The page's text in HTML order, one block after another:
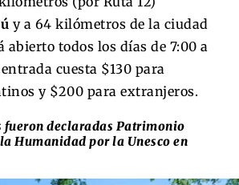
y a 64 kilómetros de la ciudad
abierto todos los días de 7:00 a
cuesta $130 para
y $200 para extranjeros.
fueron declaradas Patrimonio
Humanidad por la Unesco en